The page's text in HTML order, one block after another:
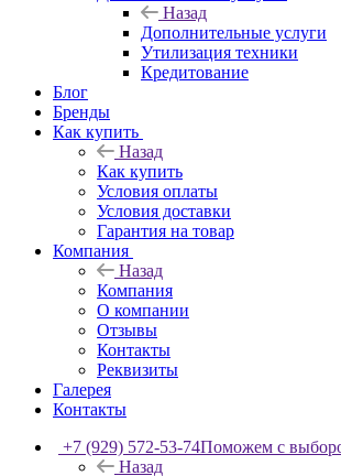
Назад
Дополнительные услуги
Утилизация техники
Кредитование
Блог
Бренды
Как купить
Назад
Как купить
Условия оплаты
Условия доставки
Гарантия на товар
Компания
Назад
Компания
О компании
Отзывы
Контакты
Реквизиты
Галерея
Контакты
+7 (929) 572-53-74Поможем с
Назад